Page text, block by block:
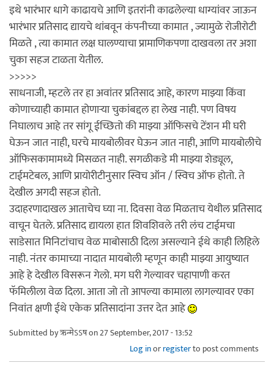
इथे भारंभार धागे काढायचे आणि इतरांनी काढलेल्या धाग्यांवर जाऊन
भारंभार प्रतिसाद द्यायचे थांबवून कंपनीच्या कामात , ज्यामुळे रोजीरोटी
मिळते , त्या कामात लक्ष घालण्याचा प्रामाणिकपणा दाखवला तर अशा
चुका सहज टाळता येतील.
>>>>>
साधनाजी, म्हटले तर हा अवांतर प्रतिसाद आहे, कारण माझ्या किंवा
कोणाच्याही कामात होणार्‍या चुकांबद्दल हा लेख नाही. पण विषय
निघालाच आहे तर सांगू ईच्छितो की माझ्या ऑफिसचे टेंशन मी घरी
घेऊन जात नाही, घरचे मायबोलीवर घेऊन जात नाही, आणि मायबोलीचे
ऑफिसकामामध्ये मिसळत नाही. सगळीकडे मी माझ्या शेड्यूल,
टाईमटेबल, आणि प्रायोरीटीनुसार स्विच ऑन / स्विच ऑफ होतो. ते
देखील अगदी सहज होतो.
उदाहरणादाखल आताचेच घ्या ना. दिवसा वेळ मिळताच येथील प्रतिसाद
वाचून घेतले. प्रतिसाद द्यायला हात शिवशिवले तरी लंच टाईमचा
साडेसात मिनिटांचाच वेळ माबोसाठी दिला असल्याने ईथे काही लिहिले
नाही. नंतर कामाच्या नादात मायबोली म्हणून काही माझ्या आयुष्यात
आहे हे देखील विसरून गेलो. मग घरी गेल्यावर चहापाणी करत
फॅमिलीला वेळ दिला. आता जो तो आपल्या कामाला लागल्यावर एका
निवांत क्षणी ईथे एकेक प्रतिसादांना उत्तर देत आहे
Submitted byऋन्मेऽऽषon 27 September, 2017 - 13:52
Log inorregisterto post comments